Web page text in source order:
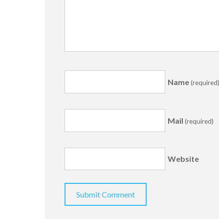
Name
Mail(required)
Website